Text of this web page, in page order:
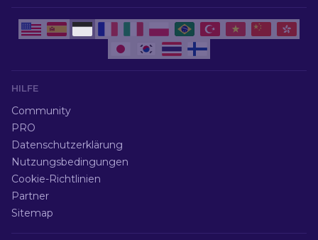
HILFE
Community
PRO
Datenschutzerklärung
Nutzungsbedingungen
Cookie-Richtlinien
Partner
Sitemap